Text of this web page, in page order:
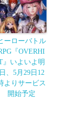
ーローバトル
『OVERHI
』いよいよ明
日、5月29日12
よりサービス
開始予定